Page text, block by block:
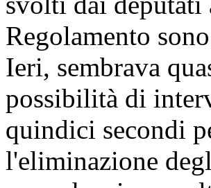
Regolamento
Ieri, sembrava
possibilità di
quindici secondi
l'eliminazione